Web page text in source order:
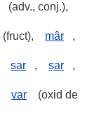
(adv., conj.),
(fruct), mâr ,
sar , șar ,
var (oxid de